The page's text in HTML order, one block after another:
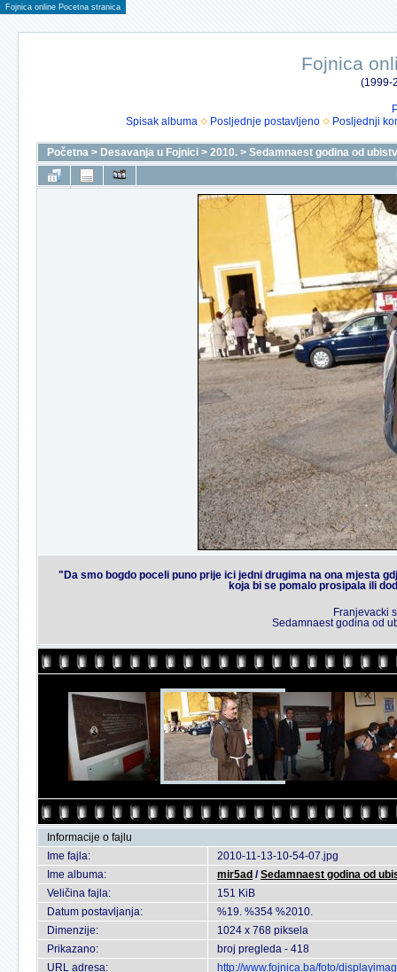
Fojnica online Pocetna stranica
Fojnica
(1999-
Spisak albuma
Posljednje postavljeno Posljednji
Početna > Desavanja u Fojnici > 2010. > Sedamnaest godina od
"Da smo bogdo poceli puno prije ici jedni drugima na ona mjesta
koja bi se pomalo prosipala ili
Franjevacki
Sedamnaest godina od
Informacije o fajlu
Ime fajla:
2010-11-13-10-54-07.jpg
Ime albuma:
mir5ad /Sedamnaest godina od
Veličina fajla:
151 KiB
Datum postavljanja:
%19. %354 %2010.
Dimenzije:
1024 x 768 piksela
Prikazano:
broj pregleda - 418
URL adresa:
http://www.fojnica.ba/foto/